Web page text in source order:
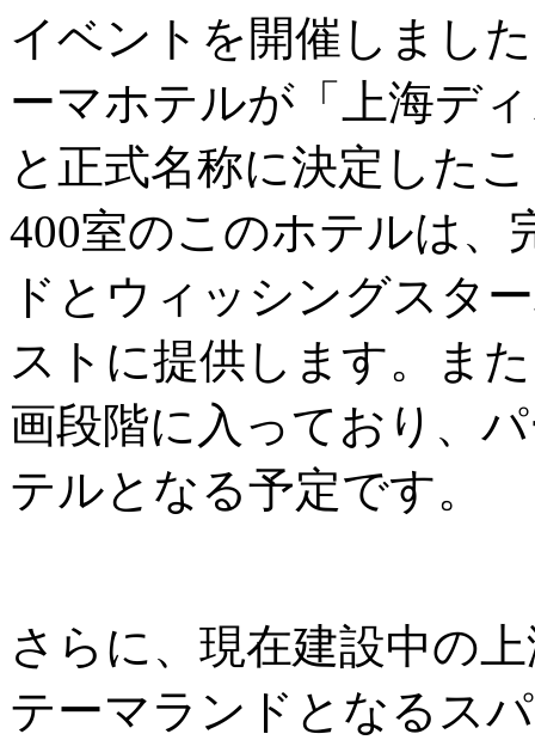
イベントを開催しまし
ーマホテルが「上海デ
と正式名称に決定した
400室のこのホテルは、
ドとウィッシングスタ
ストに提供します。ま
画段階に入っており、
テルとなる予定です。
さらに、現在建設中の
テーマランドとなるス